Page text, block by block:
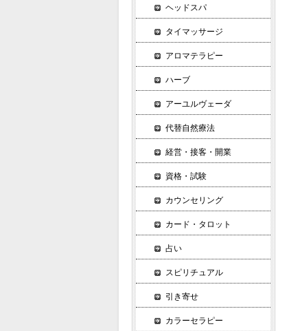
ヘッドスパ
タイマッサージ
アロマテラピー
ハーブ
アーユルヴェーダ
代替自然療法
経営・接客・開業
資格・試験
カウンセリング
カード・タロット
占い
スピリチュアル
引き寄せ
カラーセラピー